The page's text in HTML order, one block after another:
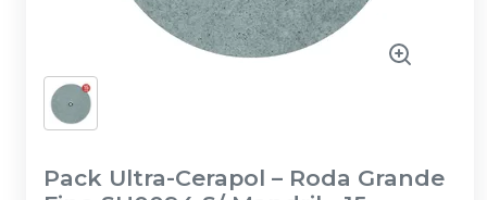
Pack Ultra-Cerapol – Roda Grande